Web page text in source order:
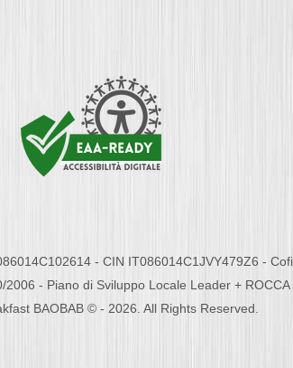
- CIN IT086014C1JVY479Z6 -
- Piano di Sviluppo Locale Leader + ROCCA
BAOBAB © - 2026. All Rights Reserved.